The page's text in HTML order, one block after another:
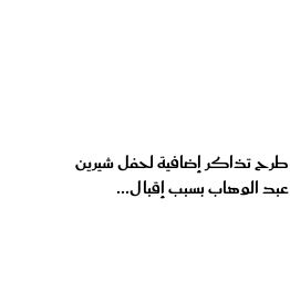
طرح تذاكر إضافية لحفل شيرين
عبد الوهاب بسبب إقبال...